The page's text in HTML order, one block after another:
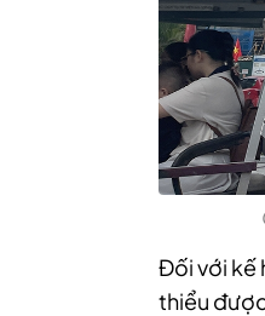
Đối với kế
thiểu